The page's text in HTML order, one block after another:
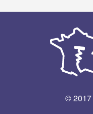
© 2017